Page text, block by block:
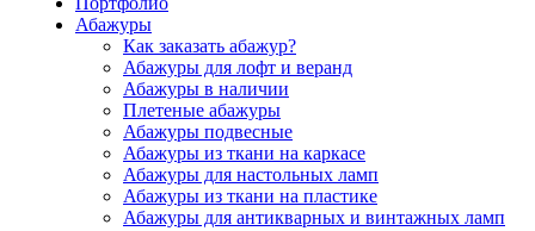
Абажуры
Как заказать абажур?
Абажуры для лофт и веранд
Абажуры в наличии
Плетеные абажуры
Абажуры подвесные
Абажуры из ткани на каркасе
Абажуры для настольных ламп
Абажуры из ткани на пластике
Абажуры для антикварных и винтажных ламп